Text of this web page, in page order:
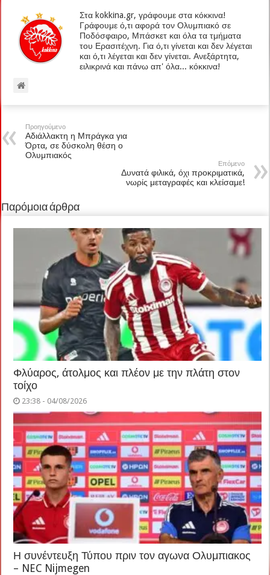
Στα kokkina.gr, γράφουμε στα κόκκινα!
Γράφουμε ό,τι αφορά τον Ολυμπιακό σε
Ποδόσφαιρο, Μπάσκετ και όλα τα τμήματα
του Ερασιτέχνη. Για ό,τι γίνεται και δεν λέγεται
και ό,τι λέγεται και δεν γίνεται. Ανεξάρτητα,
ειλικρινά και πάνω απ' όλα... κόκκινα!
Προηγούμενο
Αδιάλλακτη η Μπράγκα για
Όρτα, σε δύσκολη θέση ο
Ολυμπιακός
Επόμενο
Δυνατά φιλικά, όχι προκριματικά,
νωρίς μεταγραφές και κλείσαμε!
Παρόμοια άρθρα
Φλύαρος, άτολμος και πλέον με την πλάτη στον
τοίχο
23:38 - 04/08/2026
Η συνέντευξη Τύπου πριν τον αγωνα Ολυμπιακος
– NEC Nijmegen